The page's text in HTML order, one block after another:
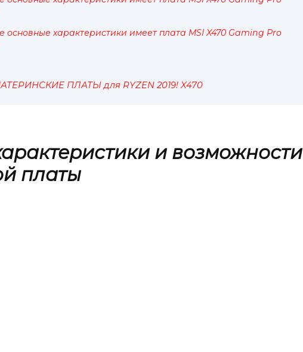
основные характеристики имеет плата MSI X470 Gaming Pro
ПЛАТЫ для RYZEN 2019! X470
и возможности
платы